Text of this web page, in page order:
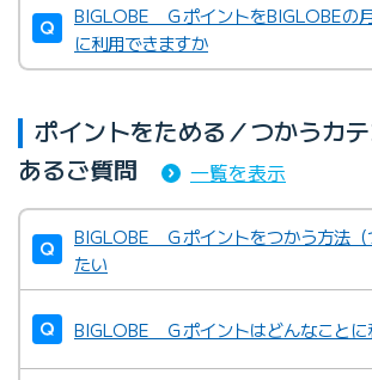
BIGLOBE ＧポイントをBIGLOBEの
に利用できますか
ポイントをためる／つかうカ
あるご質問
一覧を表示
BIGLOBE Ｇポイントをつかう方法（
たい
BIGLOBE Ｇポイントはどんなことに